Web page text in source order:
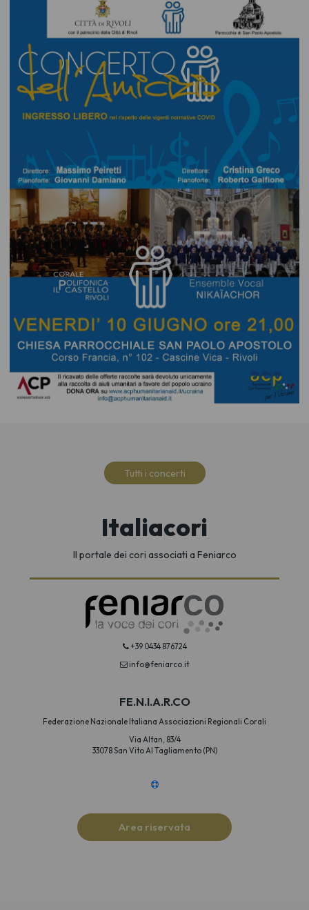
Tutti i concerti
Italiacori
Il portale dei cori associati a Feniarco
+39 0434 876724
info@feniarco.it
FE.N.I.A.R.CO
Federazione Nazionale Italiana Associazioni Regionali Corali
Via Altan, 83/4
33078 San Vito Al Tagliamento (PN)
Area riservata